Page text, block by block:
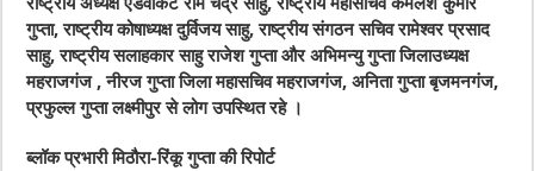
गुप्ता, राष्ट्रीय कोषाध्यक्ष दुर्विजय साहु, राष्ट्रीय संगठन सचिव रामेश्वर प्रसाद
साहु, राष्ट्रीय सलाहकार साहु राजेश गुप्ता और अभिमन्यु गुप्ता जिलाउध्यक्ष
महराजगंज , नीरज गुप्ता जिला महासचिव महराजगंज, अनिता गुप्ता बृजमनगंज,
प्रफुल्ल गुप्ता लक्ष्मीपुर से लोग उपस्थित रहे ।
ब्लॉक प्रभारी मिठौरा-रिंकू गुप्ता की रिपोर्ट